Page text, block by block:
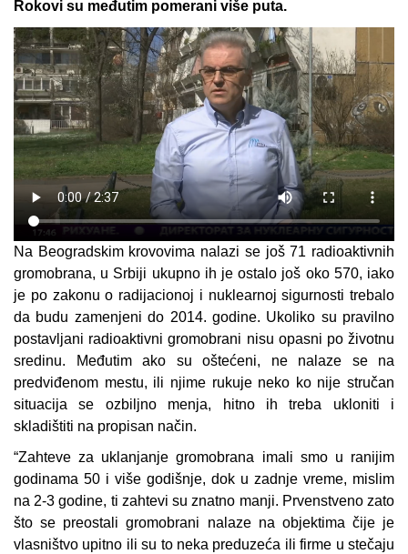
Rokovi su međutim pomerani više puta.
Na Beogradskim krovovima nalazi se još 71 radioaktivnih
gromobrana, u Srbiji ukupno ih je ostalo još oko 570, iako
je po zakonu o radijacionoj i nuklearnoj sigurnosti trebalo
da budu zamenjeni do 2014. godine. Ukoliko su pravilno
postavljani radioaktivni gromobrani nisu opasni po životnu
sredinu. Međutim ako su oštećeni, ne nalaze se na
predviđenom mestu, ili njime rukuje neko ko nije stručan
situacija se ozbiljno menja, hitno ih treba ukloniti i
skladištiti na propisan način.
“Zahteve za uklanjanje gromobrana imali smo u ranijim
godinama 50 i više godišnje, dok u zadnje vreme, mislim
na 2-3 godine, ti zahtevi su znatno manji. Prvenstveno zato
što se preostali gromobrani nalaze na objektima čije je
vlasništvo upitno ili su to neka preduzeća ili firme u stečaju